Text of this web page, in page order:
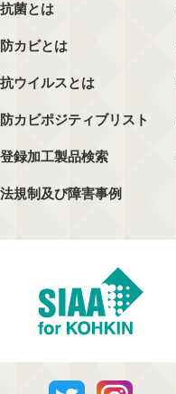
抗菌とは
防カビとは
抗ウイルスとは
防カビポジティブリスト
登録加工製品検索
法規制及び障害事例